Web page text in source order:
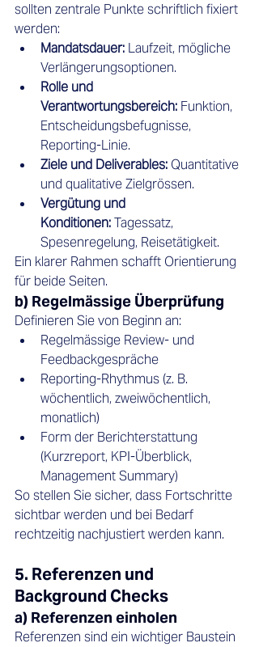
sollten zentrale Punkte schriftlich fixiert
werden:
Mandatsdauer: Laufzeit, mögliche
Verlängerungsoptionen.
Rolle und
Verantwortungsbereich: Funktion,
Entscheidungsbefugnisse,
Reporting-Linie.
Ziele und Deliverables: Quantitative
und qualitative Zielgrössen.
Vergütung und
Konditionen: Tagessatz,
Spesenregelung, Reisetätigkeit.
Ein klarer Rahmen schafft Orientierung
für beide Seiten.
b) Regelmässige Überprüfung
Definieren Sie von Beginn an:
Regelmässige Review- und
Feedbackgespräche
Reporting-Rhythmus (z. B.
wöchentlich, zweiwöchentlich,
monatlich)
Form der Berichterstattung
(Kurzreport, KPI-Überblick,
Management Summary)
So stellen Sie sicher, dass Fortschritte
sichtbar werden und bei Bedarf
rechtzeitig nachjustiert werden kann.
5. Referenzen und
Background Checks
a) Referenzen einholen
Referenzen sind ein wichtiger Baustein